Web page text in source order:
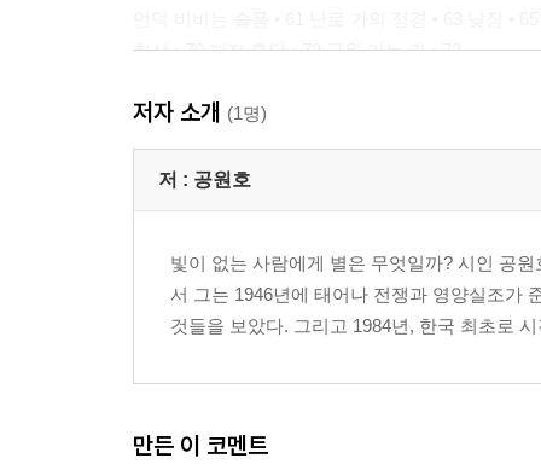
회상 • 70 깨진 혼담 • 72 공원 가는 길 • 73
제4부
유리창 • 77 꽃병 • 78 장미향 • 80 정방폭포 • 82 울
나도 저 꽃들의 기둥서방이나 되어볼까 • 87 바람
여생 • 99 유언장 • 101 유품 • 105 엽서 • 108 동물
나의 정체 • 117 선 • 119 불륜 • 120 벌레들의 전쟁
시인의 욕심 • 149 꿈속의 고향집 • 151
저자 소개 (1명)
저 : 공원호
빛이 없는 사람에게 별은 무엇일까? 시인 공
서 그는 1946년에 태어나 전쟁과 영양실조가
것들을 보았다. 그리고 1984년, 한국 최초로
만든 이 코멘트